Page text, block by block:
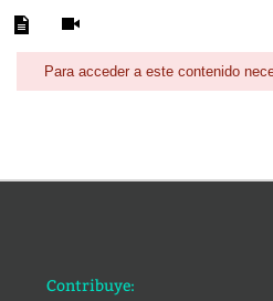
Para acceder a este contenido
Contribuye: